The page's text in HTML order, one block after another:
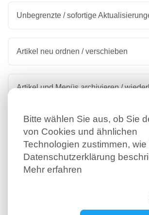
Unbegrenzte / sofortige
Artikel neu ordnen / verschieben
Artikel und Menüs archivieren /
Navigierbares Menü / schnelles
Zuverlässiger / skalierbarer Service
Bitte wählen Sie aus, ob Sie
von Cookies und ähnlichen
Technologien zustimmen,
Datenschutzerklärung
Mehr erfahren